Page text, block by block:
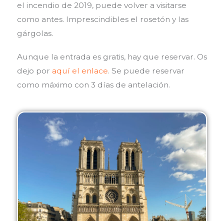
el incendio de 2019, puede volver a visitarse
como antes. Imprescindibles el rosetón y las
gárgolas.
Aunque la entrada es gratis, hay que reservar. Os
dejo por aquí el enlace. Se puede reservar
como máximo con 3 días de antelación.